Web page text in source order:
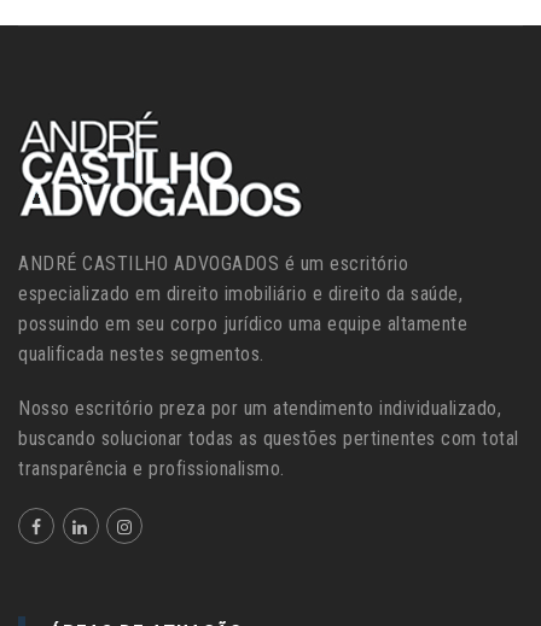
ANDRÉ CASTILHO ADVOGADOS é um escritório
especializado em direito imobiliário e direito da saúde,
possuindo em seu corpo jurídico uma equipe altamente
qualificada nestes segmentos.
Nosso escritório preza por um atendimento individualizado,
buscando solucionar todas as questões pertinentes com total
transparência e profissionalismo.